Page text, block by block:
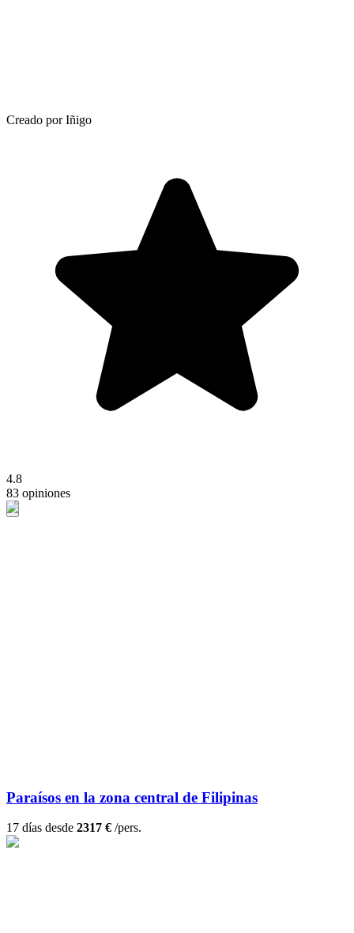
Creado por Iñigo
4.8
83 opiniones
Paraísos en la zona central de Filipinas
17 días desde 2317 € /pers.